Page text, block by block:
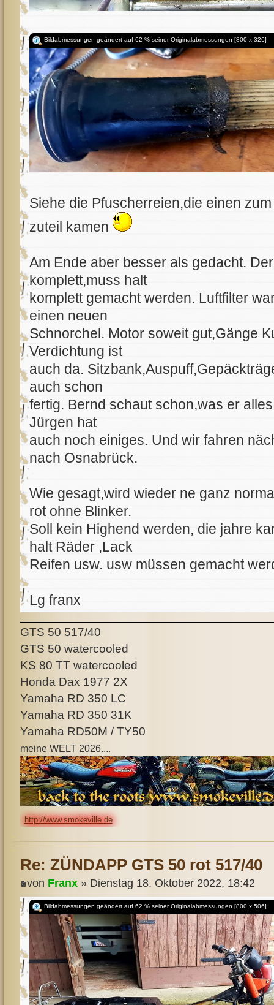
Bildabmessungen geändert auf 62 % seiner Originalabmessungen [800 x 326]
Siehe die Pfuscherreien,die einen
zuteil kamen
Am Ende aber besser als gedacht.
komplett,muss halt
komplett gemacht werden. Luftfilter
einen neuen
Schnorchel. Motor soweit gut,Gänge
Verdichtung ist
auch da.
auch schon
fertig. Bernd schaut schon,was er
Jürgen hat
auch noch einiges. Und wir fahren
nach Osnabrück.
Wie gesagt,wird wieder ne ganz
rot ohne Blinker.
Soll kein Highend werden, die jahre
halt Räder ,Lack
Reifen usw. usw müssen gemacht
Lg franx
GTS 50 517/40
GTS 50 watercooled
KS 80 TT watercooled
Honda Dax 1977 2X
Yamaha RD 350 LC
Yamaha RD 350 31K
Yamaha RD50M / TY50
meine WELT 2026....
http://www.smokeville.de
Re: ZÜNDAPP GTS 50 rot 517/40
von Franx » Dienstag 18. Oktober 2022, 18:42
Bildabmessungen geändert auf 62 % seiner Originalabmessungen [800 x 506]